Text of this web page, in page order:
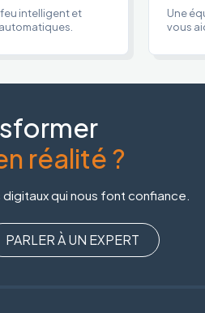
intelligent et
Une
vous
réalité ?
qui nous font confiance.
PARLER À UN EXPERT